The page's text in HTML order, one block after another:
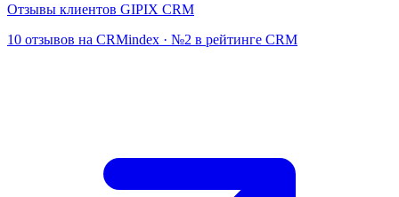
Отзывы клиентов GIPIX CRM
10 отзывов на CRMindex · №2 в рейтинге CRM